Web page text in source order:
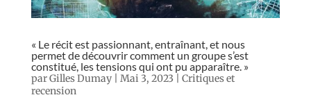
« Le récit est passionnant, entraînant, et nous
permet de découvrir comment un groupe s’est
constitué, les tensions qui ont pu apparaître. »
parGilles Dumay| Mai 3, 2023
Critiques et
recension